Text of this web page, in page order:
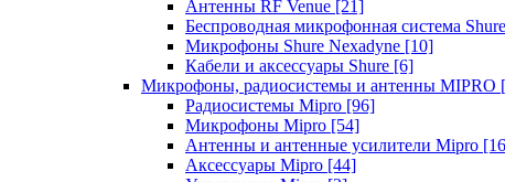
Антенны RF Venue [21]
Беспроводная микрофонная система
Микрофоны Shure Nexadyne [10]
Кабели и аксессуары Shure [6]
Микрофоны, радиосистемы и антенны MIPRO
Радиосистемы Mipro [96]
Микрофоны Mipro [54]
Антенны и антенные усилители Mipro
Аксессуары Mipro [44]